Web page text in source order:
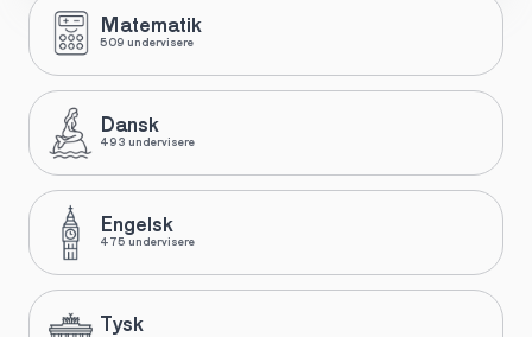
Matematik
509 undervisere
Dansk
493 undervisere
Engelsk
475 undervisere
Tysk